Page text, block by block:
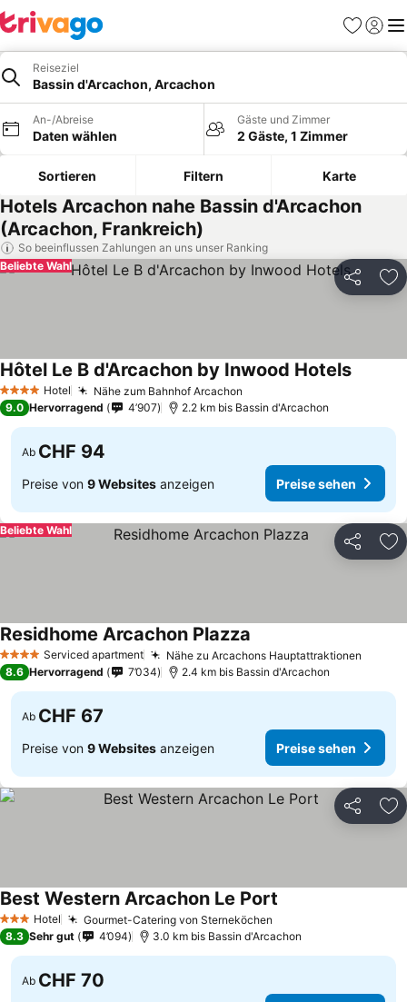
Favoriten
Reiseziel
Bassin d'Arcachon, Arcachon
An-/Abreise
Daten wählen
Gäste und Zimmer
2 Gäste, 1 Zimmer
Sortieren Filtern Karte
Hotels Arcachon nahe Bassin d'Arcachon
(Arcachon, Frankreich)
So beeinflussen Zahlungen an uns unser Ranking
Teilen
Beliebte Wahl
4 Sterne Hotel Nähe zum Bahnhof Arcachon
Hôtel Le B d'Arcachon by Inwood HotelsPreise
9.0 Hervorragend 4’907 2.2 km bis Bassin d'Arcachon
Ab CHF 94
Preise von 9 Websites anzeigen Preise sehen
Teilen
Beliebte Wahl
4 Sterne Serviced apartment Nähe zu Arcachons Hauptattraktionen
Residhome Arcachon Plazza
8.6 Hervorragend 7’034 2.4 km bis Bassin d'Arcachon
Ab CHF 67
Preise von 9 Websites anzeigen Preise sehen
Teilen
3 SterneHotel Gourmet-Catering von Sterneköchen
Best Western Arcachon Le Port
8.3 Sehr gut 4’094 3.0 km bis Bassin d'Arcachon
Ab CHF 70